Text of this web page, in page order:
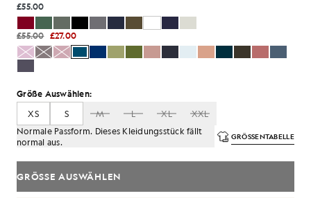
£55.00
£55.00 £27.00
Größe Auswählen:
XS
S M L XL
XXL
Normale Passform. Dieses Kleidungsstück fällt
normal aus.
GRÖSSENTABELLE
GRÖSSE AUSWÄHLEN